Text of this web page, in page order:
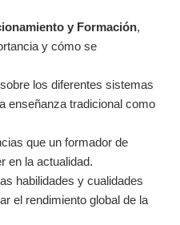
y Formación,
y cómo se
los diferentes sistemas
enseñanza tradicional como
que un formador de
en la actualidad.
habilidades y cualidades
el rendimiento global de la